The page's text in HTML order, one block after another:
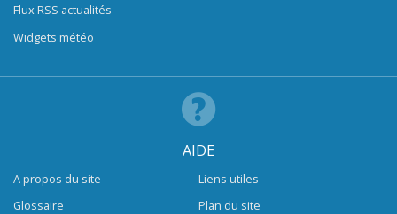
Flux RSS actualités
Widgets météo
AIDE
A propos du site
Glossaire
Liens utiles
Plan du site